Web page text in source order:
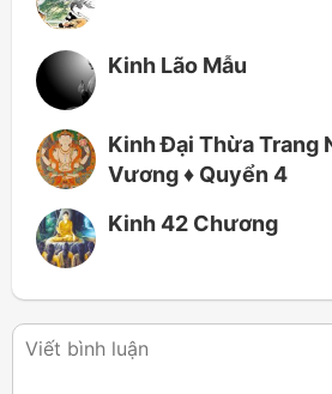
Kinh Lão Mẫu
Kinh Đại Thừa Trang
Vương ♦ Quyển 4
Kinh 42 Chương